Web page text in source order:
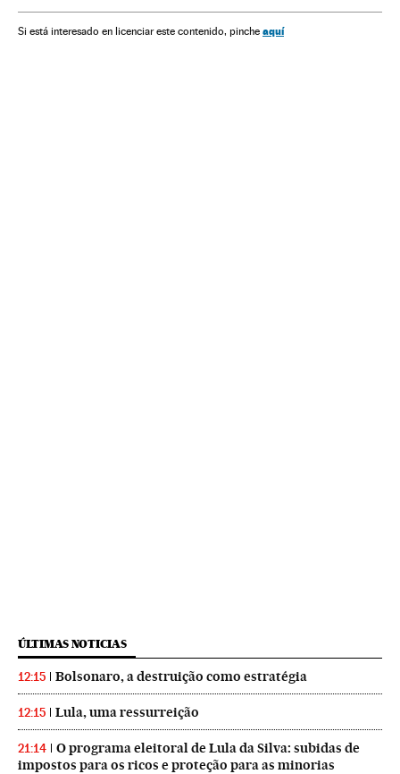
Si está interesado en licenciar este contenido, pinche aquí
ÚLTIMAS NOTICIAS
12:15 Bolsonaro, a destruição como estratégia
12:15 Lula, uma ressurreição
21:14
O programa eleitoral de Lula da Silva: subidas de
impostos para os ricos e proteção para as minorias